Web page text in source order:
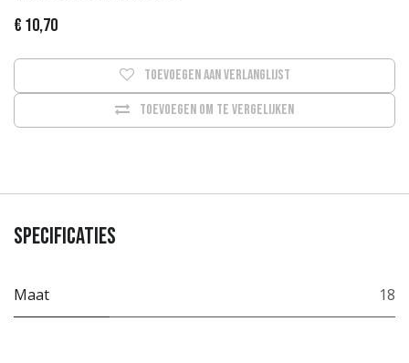
€ 10,70
Toevoegen om te vergelijken
Toevoegen aan verlanglijst
Specificaties
Maat 18